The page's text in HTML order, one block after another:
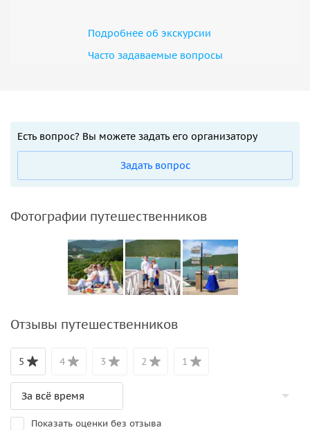
Подробнее об экскурсии
Часто задаваемые вопросы
Есть вопрос? Вы можете задать его организатору
Задать вопрос
Фотографии путешественников
Отзывы путешественников
5 4 3 2 1
Показать оценки без отзыва